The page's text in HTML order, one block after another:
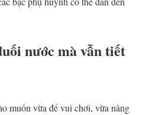
nước mà vẫn tiết
muốn vừa để vui chơi, vừa nâng